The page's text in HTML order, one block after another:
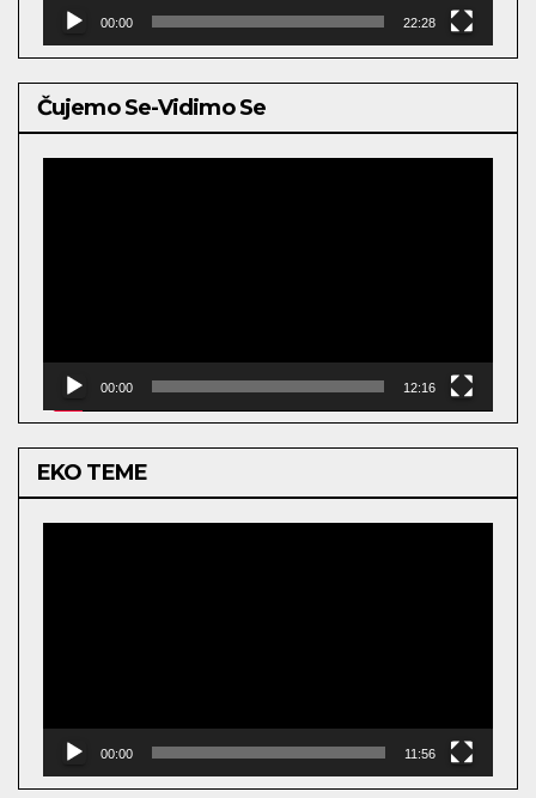
00:00 22:28
Čujemo Se-Vidimo Se
00:00 12:16
EKO TEME
00:00 11:56